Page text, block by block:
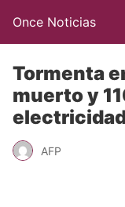
Once Noticias
Tormenta
muerto y
AFP